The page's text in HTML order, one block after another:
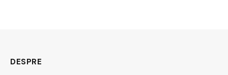
DESPRE